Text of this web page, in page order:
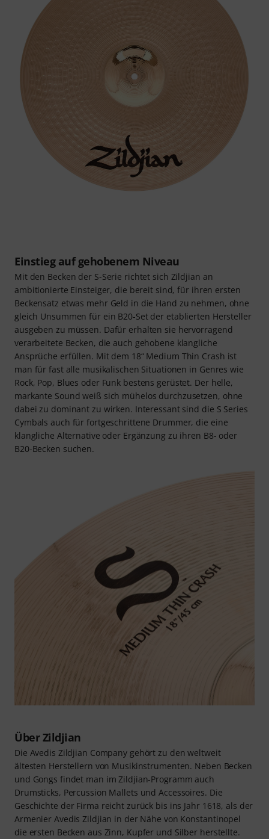
Einstieg auf gehobenem Niveau
Mit den Becken der S-Serie richtet sich Zildjian an
ambitionierte Einsteiger, die bereit sind, für ihren ersten
Beckensatz etwas mehr Geld in die Hand zu nehmen, ohne
gleich Unsummen für ein B20-Set der etablierten Hersteller
ausgeben zu müssen. Dafür erhalten sie hervorragend
verarbeitete Becken, die auch gehobene klangliche
Ansprüche erfüllen. Mit dem 18“ Medium Thin Crash ist
man für fast alle musikalischen Situationen in Genres wie
Rock, Pop, Blues oder Funk bestens gerüstet. Der helle,
markante Sound weiß sich mühelos durchzusetzen, ohne
dabei zu dominant zu wirken. Interessant sind die S Series
Cymbals auch für fortgeschrittene Drummer, die eine
klangliche Alternative oder Ergänzung zu ihren B8- oder
B20-Becken suchen.
Über Zildjian
Die Avedis Zildjian Company gehört zu den weltweit
ältesten Herstellern von Musikinstrumenten. Neben Becken
und Gongs findet man im Zildjian-Programm auch
Drumsticks, Percussion Mallets und Accessoires. Die
Geschichte der Firma reicht zurück bis ins Jahr 1618, als der
Armenier Avedis Zildjian in der Nähe von Konstantinopel
die ersten Becken aus Zinn, Kupfer und Silber herstellte.